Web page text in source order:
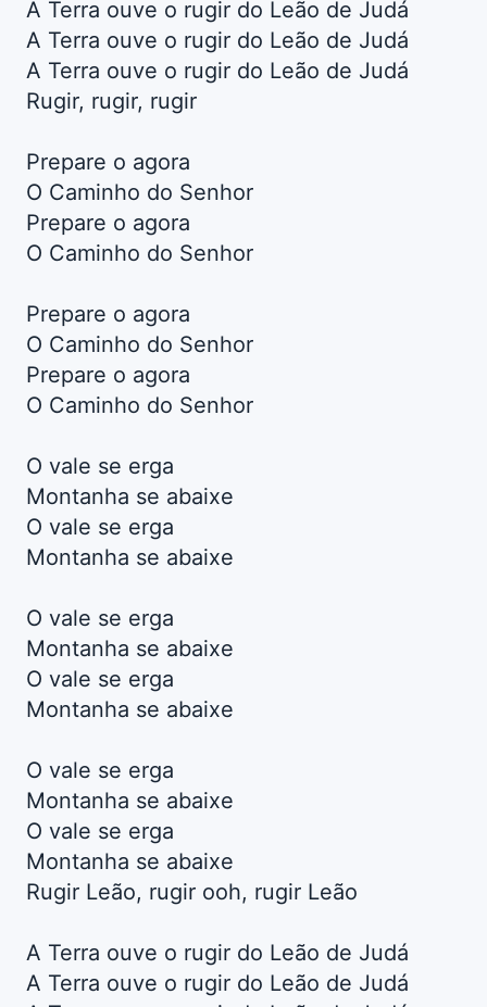
A Terra ouve o rugir do Leão de Judá
A Terra ouve o rugir do Leão de Judá
A Terra ouve o rugir do Leão de Judá
Rugir, rugir, rugir
Prepare o agora
O Caminho do Senhor
Prepare o agora
O Caminho do Senhor
Prepare o agora
O Caminho do Senhor
Prepare o agora
O Caminho do Senhor
O vale se erga
Montanha se abaixe
O vale se erga
Montanha se abaixe
O vale se erga
Montanha se abaixe
O vale se erga
Montanha se abaixe
O vale se erga
Montanha se abaixe
O vale se erga
Montanha se abaixe
Rugir Leão, rugir ooh, rugir Leão
A Terra ouve o rugir do Leão de Judá
A Terra ouve o rugir do Leão de Judá